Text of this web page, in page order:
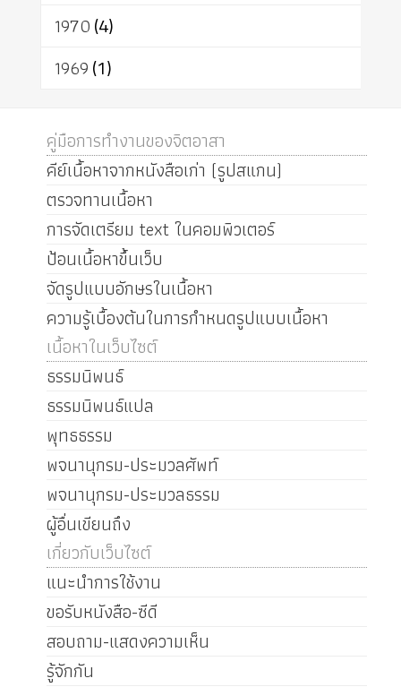
1970(4)
1969(1)
คู่มือการทำงานของจิตอาสา
คีย์เนื้อหาจากหนังสือเก่า (รูปสแกน)
ตรวจทานเนื้อหา
การจัดเตรียม text ในคอมพิวเตอร์
ป้อนเนื้อหาขึ้นเว็บ
จัดรูปแบบอักษรในเนื้อหา
ความรู้เบื้องต้นในการกำหนดรูปแบบเนื้อหา
เนื้อหาในเว็บไซต์
ธรรมนิพนธ์
ธรรมนิพนธ์แปล
พุทธธรรม
พจนานุกรม-ประมวลศัพท์
พจนานุกรม-ประมวลธรรม
ผู้อื่นเขียนถึง
เกี่ยวกับเว็บไซต์
แนะนำการใช้งาน
ขอรับหนังสือ-ซีดี
สอบถาม-แสดงความเห็น
รู้จักกัน